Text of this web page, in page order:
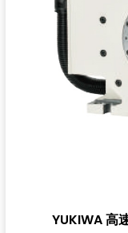
YUKIWA 高